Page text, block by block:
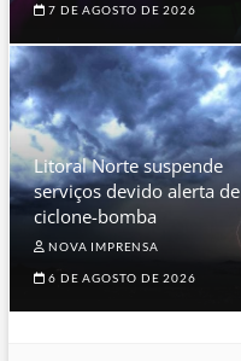
7 DE AGOSTO DE 2026
Litoral Norte suspende
serviços devido alerta de
ciclone-bomba
NOVA IMPRENSA
6 DE AGOSTO DE 2026